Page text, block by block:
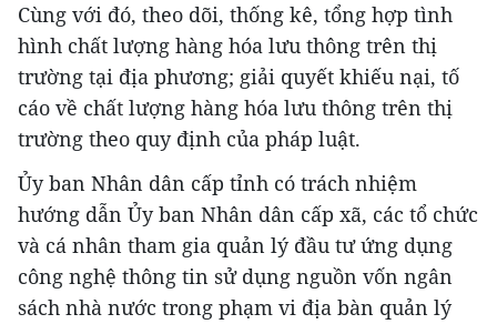
Cùng với đó, theo dõi, thống kê, tổng hợp tình
hình chất lượng hàng hóa lưu thông trên thị
trường tại địa phương; giải quyết khiếu nại, tố
cáo về chất lượng hàng hóa lưu thông trên thị
trường theo quy định của pháp luật.
Ủy ban Nhân dân cấp tỉnh có trách nhiệm
hướng dẫn Ủy ban Nhân dân cấp xã, các tổ chức
và cá nhân tham gia quản lý đầu tư ứng dụng
công nghệ thông tin sử dụng nguồn vốn ngân
sách nhà nước trong phạm vi địa bàn quản lý